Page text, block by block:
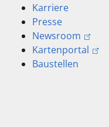
Karriere
Presse
Newsroom
Kartenportal
Baustellen